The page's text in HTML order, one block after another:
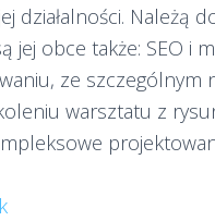
działalności. Należą
jej obce także: SEO i
ze szczególnym
warsztatu z